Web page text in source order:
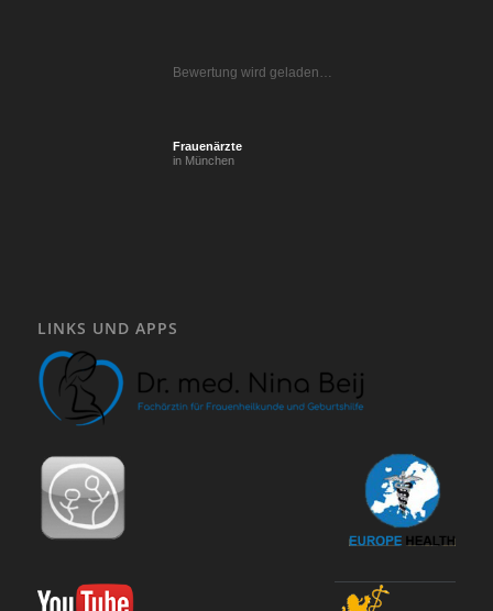
Bewertung wird geladen…
Frauenärzte
in München
LINKS UND APPS